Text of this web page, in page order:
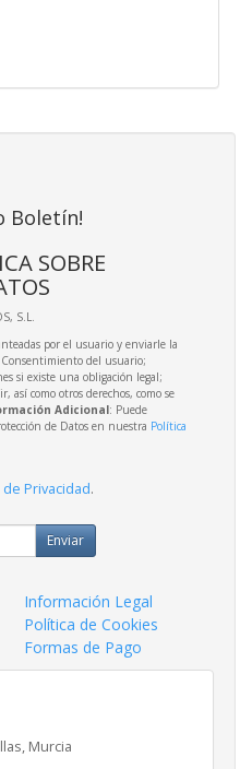
Boletín!
SOBRE
S.L.
por el usuario y enviarle la
del usuario;
si existe una obligación legal;
así como otros derechos, como se
Adicional: Puede
de Datos en nuestra Política
Privacidad.
Enviar
Información Legal
Política de Cookies
Formas de Pago
, Murcia